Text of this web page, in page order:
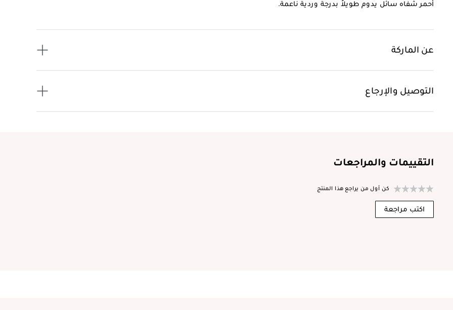
أحمر شفاه سائل يدوم طويلاً بدرجة وردية ناعمة.
عن الماركة
التوصيل والإرجاع
التقييمات والمراجعات
كن أول من يراجع هذا المنتج
اكتب مراجعة